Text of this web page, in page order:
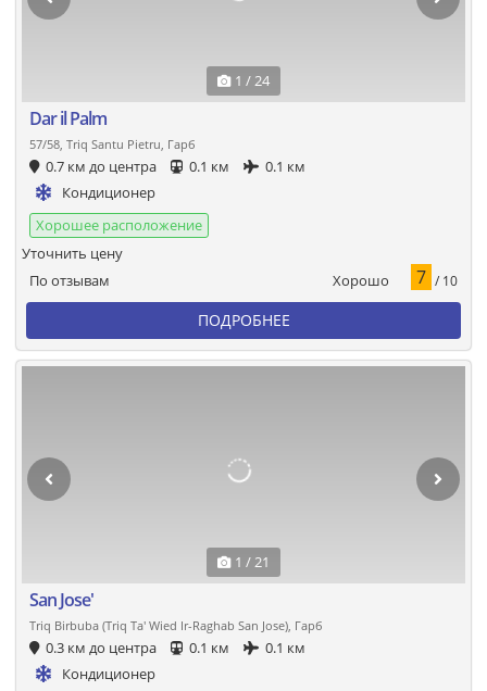
1 / 24
Dar il Palm
57/58, Triq Santu Pietru, Гарб
0.7 км до центра 0.1 км
0.1 км
Кондиционер
Хорошее расположение
По отзывам Хорошо 7 / 10
Уточнить цену
ПОДРОБНЕЕ
1 / 21
San Jose'
Triq Birbuba (Triq Ta' Wied Ir-Raghab San Jose), Гарб
0.3 км до центра 0.1 км
0.1 км
Кондиционер